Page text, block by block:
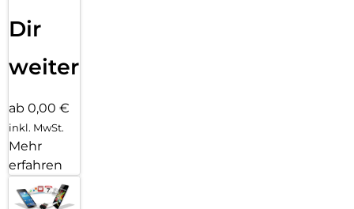
Dir
weiter
ab 0,00 €
inkl. MwSt.
Mehr
erfahren